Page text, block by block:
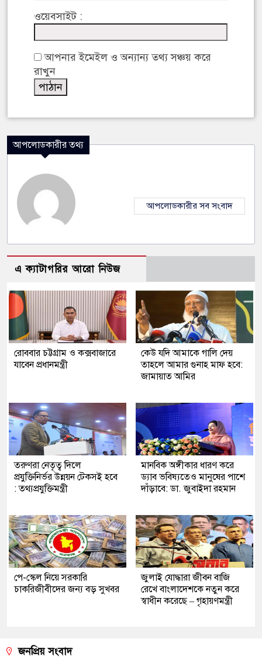
ওয়েবসাইট :
আপনার ইমেইল ও অন্যান্য তথ্য সঞ্চয় করে
রাখুন
আপলোডকারীর তথ্য
আপলোডকারীর সব সংবাদ
এ ক্যাটাগরির আরো নিউজ
রোববার চট্টগ্রাম ও কক্সবাজারে
যাবেন প্রধানমন্ত্রী
কেউ যদি আমাকে গালি দেয়
তাহলে আমার গুনাহ মাফ হবে:
জামায়াত আমির
তরুণরা নেতৃত্ব দিলে
প্রযুক্তিনির্ভর উন্নয়ন টেকসই হবে
: তথ্যপ্রযুক্তিমন্ত্রী
মানবিক অঙ্গীকার ধারণ করে
ড্যাব ভবিষ্যতেও মানুষের পাশে
দাঁড়াবে: ডা. জুবাইদা রহমান
পে-স্কেল নিয়ে সরকারি
চাকরিজীবীদের জন্য বড় সুখবর
জুলাই যোদ্ধারা জীবন বাজি
রেখে বাংলাদেশকে নতুন করে
স্বাধীন করেছে – গৃহায়ণমন্ত্রী
জনপ্রিয় সংবাদ